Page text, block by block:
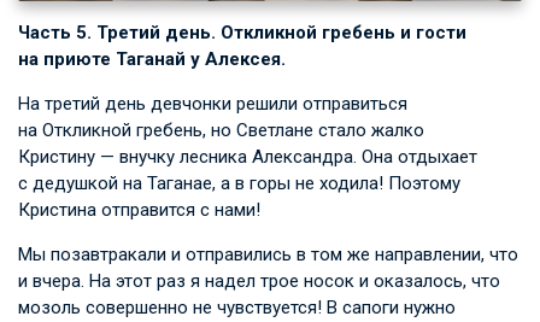
Часть 5. Третий день. Откликной гребень и гости
на приюте Таганай у Алексея.
На третий день девчонки решили отправиться
на Откликной гребень, но Светлане стало жалко
Кристину — внучку лесника Александра. Она отдыхает
с дедушкой на Таганае, а в горы не ходила! Поэтому
Кристина отправится с нами!
Мы позавтракали и отправились в том же направлении, что
и вчера. На этот раз я надел трое носок и оказалось, что
мозоль совершенно не чувствуется! В сапоги нужно